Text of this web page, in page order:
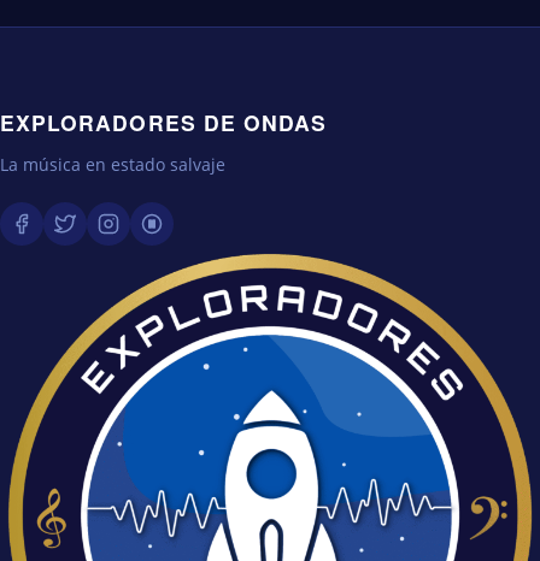
EXPLORADORES DE ONDAS
La música en estado salvaje